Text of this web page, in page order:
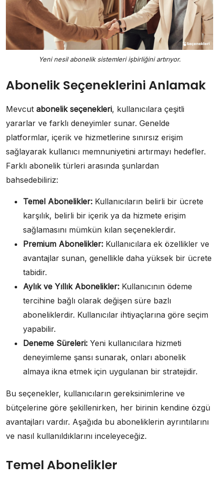
Yeni nesil abonelik sistemleri işbirliğini artırıyor.
Abonelik Seçeneklerini Anlamak
Mevcut abonelik seçenekleri, kullanıcılara çeşitli
yararlar ve farklı deneyimler sunar. Genelde
platformlar, içerik ve hizmetlerine sınırsız erişim
sağlayarak kullanıcı memnuniyetini artırmayı hedefler.
Farklı abonelik türleri arasında şunlardan
bahsedebiliriz:
Temel Abonelikler: Kullanıcıların belirli bir ücrete
karşılık, belirli bir içerik ya da hizmete erişim
sağlamasını mümkün kılan seçeneklerdir.
Premium Abonelikler: Kullanıcılara ek özellikler ve
avantajlar sunan, genellikle daha yüksek bir ücrete
tabidir.
Aylık ve Yıllık Abonelikler: Kullanıcının ödeme
tercihine bağlı olarak değişen süre bazlı
aboneliklerdir. Kullanıcılar ihtiyaçlarına göre seçim
yapabilir.
Deneme Süreleri: Yeni kullanıcılara hizmeti
deneyimleme şansı sunarak, onları abonelik
almaya ikna etmek için uygulanan bir stratejidir.
Bu seçenekler, kullanıcıların gereksinimlerine ve
bütçelerine göre şekillenirken, her birinin kendine özgü
avantajları vardır. Aşağıda bu aboneliklerin ayrıntılarını
ve nasıl kullanıldıklarını inceleyeceğiz.
Temel Abonelikler